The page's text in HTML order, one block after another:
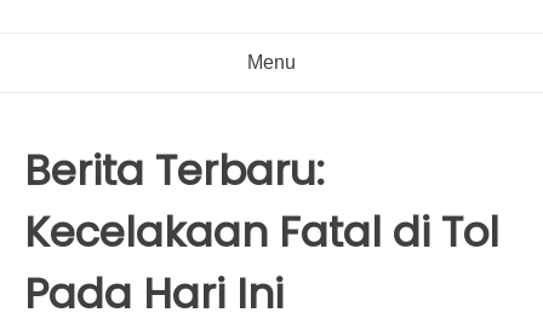
Menu
Berita Terbaru:
Kecelakaan Fatal di Tol
Pada Hari Ini